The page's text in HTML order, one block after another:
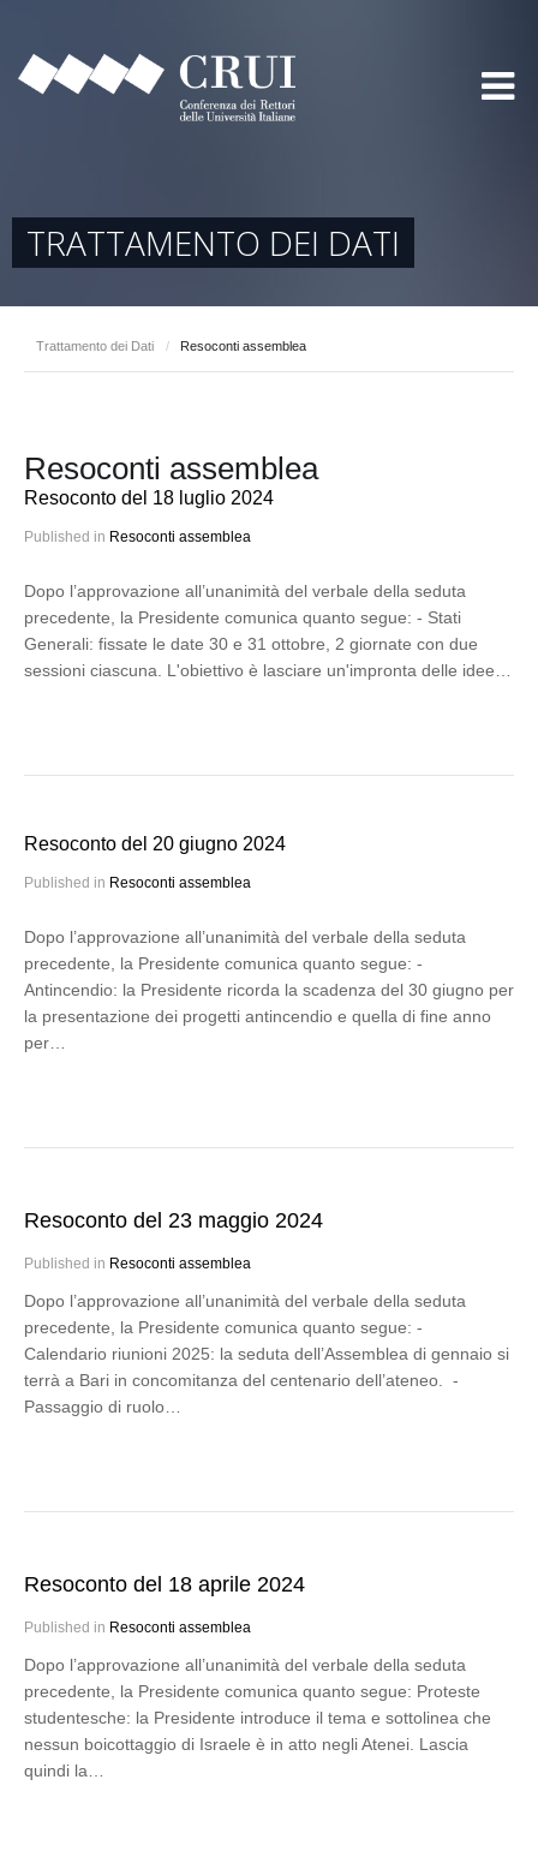
TRATTAMENTO DEI DATI
Trattamento dei Dati / Resoconti assemblea
Resoconti assemblea
Resoconto del 18 luglio 2024
Published in Resoconti assemblea
Dopo l’approvazione all’unanimità del verbale della seduta
precedente, la Presidente comunica quanto segue: - Stati
Generali: fissate le date 30 e 31 ottobre, 2 giornate con due
sessioni ciascuna. L'obiettivo è lasciare un'impronta delle idee…
Resoconto del 20 giugno 2024
Published in Resoconti assemblea
Dopo l’approvazione all’unanimità del verbale della seduta
precedente, la Presidente comunica quanto segue: -
Antincendio: la Presidente ricorda la scadenza del 30 giugno per
la presentazione dei progetti antincendio e quella di fine anno
per…
Resoconto del 23 maggio 2024
Published in Resoconti assemblea
Dopo l’approvazione all’unanimità del verbale della seduta
precedente, la Presidente comunica quanto segue: -
Calendario riunioni 2025: la seduta dell’Assemblea di gennaio si
terrà a Bari in concomitanza del centenario dell’ateneo. -
Passaggio di ruolo…
Resoconto del 18 aprile 2024
Published in Resoconti assemblea
Dopo l’approvazione all’unanimità del verbale della seduta
precedente, la Presidente comunica quanto segue: Proteste
studentesche: la Presidente introduce il tema e sottolinea che
nessun boicottaggio di Israele è in atto negli Atenei. Lascia
quindi la…